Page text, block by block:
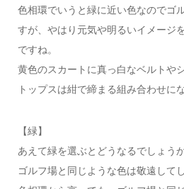
色相環でいうと緑に近い色なのでゴ
すが、やはり元気や明るいイメージ
ですね。
黄色のスカートに真っ白なベルトや
トップスは紺で締まる組み合わせに
【緑】
あえて緑を選ぶとどうなるでしょうか
ゴルフ場と同じような色は敬遠して